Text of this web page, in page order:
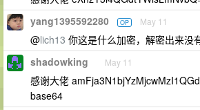
yang1395592280 OP May 11
@lich13 你这是什么加密，解密出来没
shadowking May 11
感谢大佬
base64